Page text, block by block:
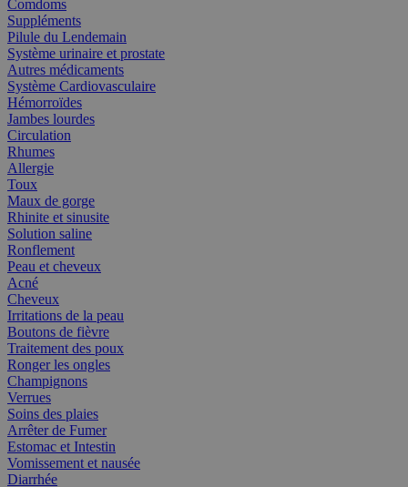
Comdoms
Suppléments
Pilule du Lendemain
Système urinaire et prostate
Autres médicaments
Système Cardiovasculaire
Hémorroïdes
Jambes lourdes
Circulation
Rhumes
Allergie
Toux
Maux de gorge
Rhinite et sinusite
Solution saline
Ronflement
Peau et cheveux
Acné
Cheveux
Irritations de la peau
Boutons de fièvre
Traitement des poux
Ronger les ongles
Champignons
Verrues
Soins des plaies
Arrêter de Fumer
Estomac et Intestin
Vomissement et nausée
Diarrhée